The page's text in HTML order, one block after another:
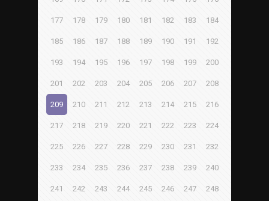
177 178 179 180 181 182 183 184
185 186 187 188 189 190 191 192
193 194 195 196 197 198 199 200
201 202 203 204 205 206 207 208
209 210 211 212 213 214 215 216
217 218 219 220 221 222 223 224
225 226 227 228 229 230 231 232
233 234 235 236 237 238 239 240
241 242 243 244 245 246 247 248